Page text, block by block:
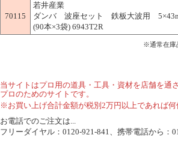
70115
若井産業
ダンバ 波座セット 鉄板大波用
(90本×3袋) 6943T2R
※通常在庫
当サイトはプロ用の道具・工具・資材を店舗を通
プロのためのサイトです。
※お買い上げ合計金額が税別2万円以上であれば
お電話でのご注文は...
フリーダイヤル：0120-921-841、携帯電話から